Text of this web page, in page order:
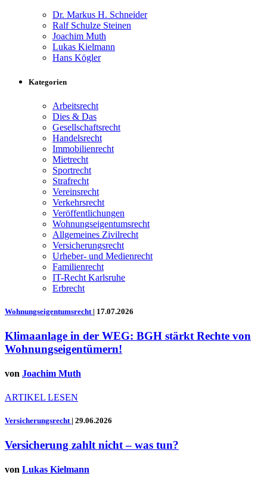
Dr. Markus H. Schneider
Ralf Schulze Steinen
Joachim Muth
Lukas Kielmann
Hans Kögler
Kategorien
Arbeitsrecht
Dies & Das
Gesellschaftsrecht
Handelsrecht
Immobilienrecht
Mietrecht
Sportrecht
Strafrecht
Vereinsrecht
Verkehrsrecht
Veröffentlichungen
Wohnungseigentumsrecht
Allgemeines Zivilrecht
Versicherungsrecht
Urheber- und Medienrecht
Familienrecht
IT-Recht Karlsruhe
Erbrecht
Wohnungseigentumsrecht | 17.07.2026
Klimaanlage in der WEG: BGH stärkt Rechte von
Wohnungseigentümern!
von Joachim Muth
ARTIKEL LESEN
Versicherungsrecht | 29.06.2026
Versicherung zahlt nicht – was tun?
von Lukas Kielmann